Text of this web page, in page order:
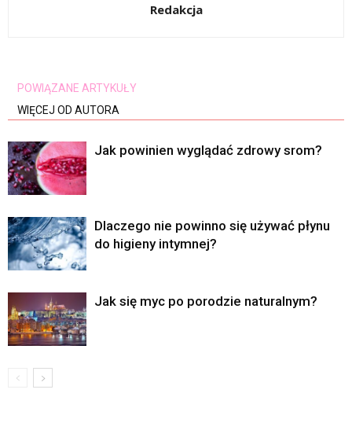
Redakcja
POWIĄZANE ARTYKUŁY
WIĘCEJ OD AUTORA
Jak powinien wyglądać zdrowy srom?
Dlaczego nie powinno się używać płynu
do higieny intymnej?
Jak się myc po porodzie naturalnym?